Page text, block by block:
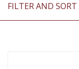
FILTER AND SORT